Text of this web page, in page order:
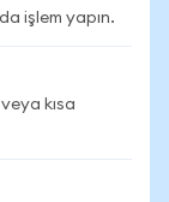
işlem yapın.
kısa